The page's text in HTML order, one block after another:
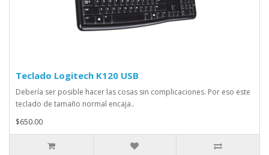
Teclado Logitech K120 USB
Debería ser posible hacer las cosas sin complicaciones. Por eso este
teclado de tamaño normal encaja..
$650.00